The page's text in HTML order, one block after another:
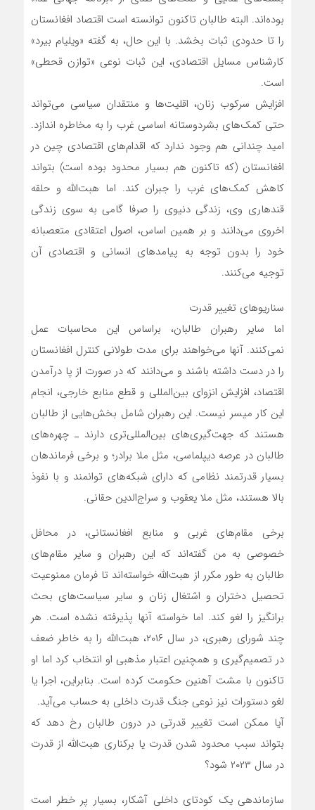
بوده‌اند. البته طالبان تاکنون توانسته است اقتصاد افغانستان
را تا حدودی ثبات بخشد. با این حال، به گفته «ویلیام بیرد»
کارشناس مسایل اقتصادی، این ثبات نوعی «توازن قحطی»
است.
افزایش سرکوب زنان، اقلیت‌ها و منتقدان سیاسی می‌تواند
حتی کمک‌های بشردوستانه اساسی غرب را به مخاطره اندازد.
امید چندانی هم وجود ندارد که اقدام‌های اقتصادی چین در
افغانستان (که تاکنون هم بسیار محدود بوده است) بتواند
کاهش کمک‌های غرب را جبران کند. اما هبت‌الله و حلقه
قندهاری وی، زندگی دنیوی را صرفا گامی به سوی زندگی
اخروی می‌دانند و بر همین اساس، اصول اعتقادی متعصبانه
خود را بدون توجه به پیامدهای انسانی و اقتصادی آن
توجیه می‌کنند.
سناریوهای تغییر قدرت
اما سایر رهبران طالبان، براساس این محاسبات عمل
نمی‌کنند. آنها می‌خواهند برای مدت طولانی کنترل افغانستان
را در دست داشته باشند و می‌دانند که در صورت از پا درآمدن
اقتصاد، افزایش انزوای بین‌المللی و قطع منابع خارجی، انجام
این کار میسر نیست. این رهبران شامل بخش‌هایی از طالبان
هستند که جهت‌گیری‌های بین‌المللی‌تری دارند ـ چهره‌های
طالبان در عرصه دیپلماسی، مثل ملا برادر؛ و برخی فرماندهان
بسیار قدرتمند نظامی که دارای شبکه‌های توانمند و با نفوذ
بالا هستند، مثل ملا یعقوب و سراج‌الدین حقانی.
برخی مقام‌های غربی و منابع افغانستانی، در محافل
خصوصی به من گفته‌اند که این رهبران و سایر مقام‌های
طالبان به طور مکرر از هبت‌الله خواسته‌اند تا فرمان ممنوعیت
تحصیل دختران و اشتغال زنان و سایر سیاست‌های بحث
برانگیز را لغو کند. اما خواسته آنها پذیرفته نشده است. هر
چند شورای رهبری، در سال ۲۰۱۶، هبت‌الله را به خاطر ضعف
در تصمیم‌گیری و همچنین اعتبار مذهبی او انتخاب کرد اما او
تاکنون با مشت آهنین حکومت کرده است. بنابراین، اجرا یا
لغو دستورات نیز نوعی جنگ قدرت داخلی به حساب می‌آید.
آیا ممکن است تغییر قدرتی در درون طالبان رخ دهد که
بتواند سبب محدود شدن قدرت یا برکناری هبت‌الله از قدرت
در سال ۲۰۲۳ شود؟
سازماندهی یک کودتای داخلی آشکار، بسیار پر خطر است